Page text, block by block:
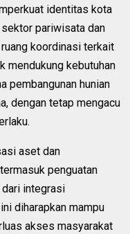
identitas kota
pariwisata dan
koordinasi terkait
mendukung kebutuhan
pembangunan hunian
dengan tetap mengacu
aset dan
penguatan
dari integrasi
diharapkan mampu
akses masyarakat